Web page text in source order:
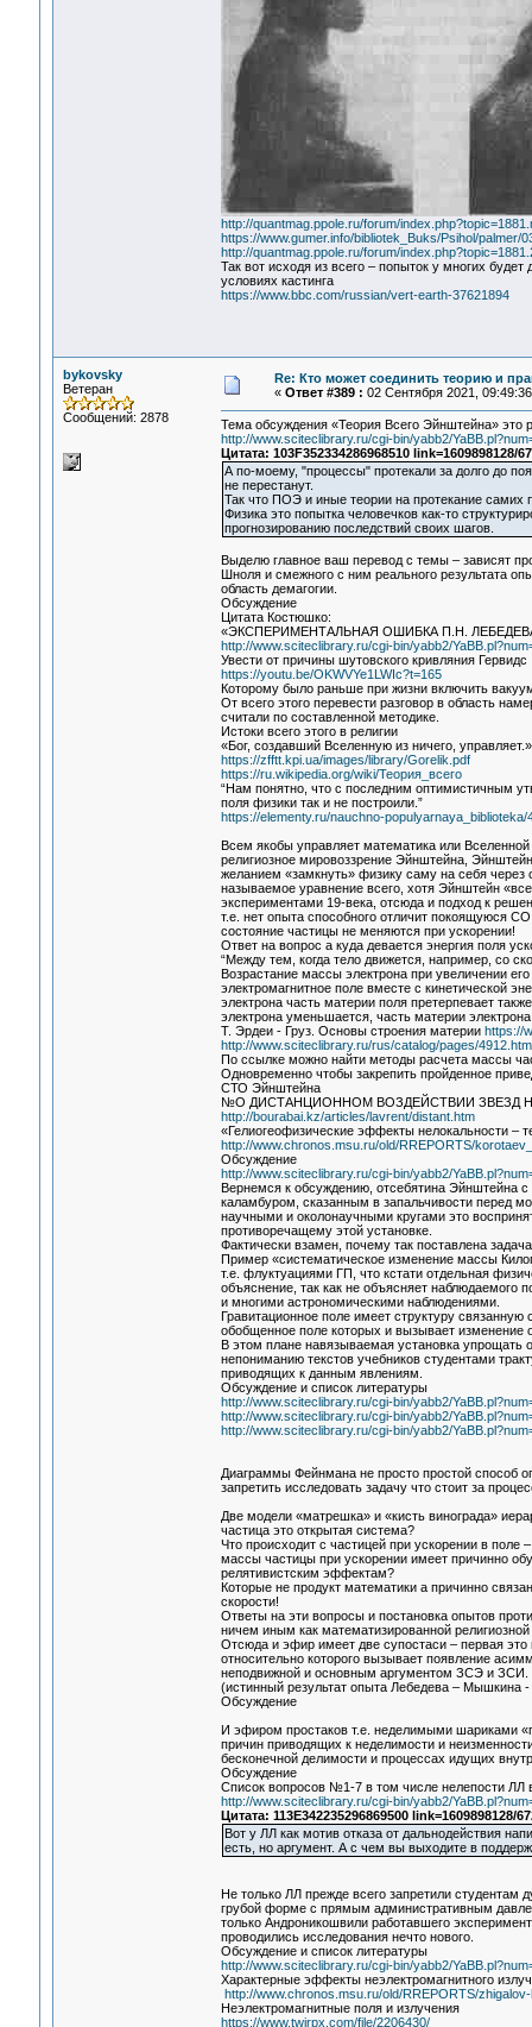
http://quantmag.ppole.ru/forum/
https://www.gumer.info/bibliotek_Buks/Psihol/palmer/
http://quantmag.ppole.ru/forum/
Так вот исходя из всего – попыток у многих
условиях кастинга
https://www.bbc.com/russian/vert-earth-37621894
bykovsky
Ветеран
Сообщений: 2878
Re: Кто может соединить теорию и
« Ответ #389 : 02 Сентября 2021,
Тема обсуждения «Теория Всего Эйнштейна» это
http://www.sciteclibrary.ru/cgi-bin/yabb2/
Цитата: 103F352334286968510 link=1609898128/
А по-моему, "процессы" протекали за долго до
не перестанут.
Так что ПОЭ и иные теории на протекание самих
Физика это попытка человечков как-то
прогнозированию последствий своих шагов.
Выделю главное ваш перевод с темы – зависят
Шноля и смежного с ним реального результата
область демагогии.
Обсуждение
Цитата Костюшко:
«ЭКСПЕРИМЕНТАЛЬНАЯ ОШИБКА П.Н.
http://www.sciteclibrary.ru/cgi-bin/yabb2/
Увести от причины шутовского кривляния Гервидс
https://youtu.be/OKWVYe1LWIc?t=165
Которому было раньше при жизни включить
От всего этого перевести разговор в область
считали по составленной методике.
Истоки всего этого в религии
«Бог, создавший Вселенную из ничего, управляет.»
https://zfftt.kpi.ua/images/library/Gorelik.pdf
https://ru.wikipedia.org/wiki/Теория_всего
“Нам понятно, что с последним оптимистичным
поля физики так и не построили.”
https://elementy.ru/nauchno-
Всем якобы управляет математика или
религиозное мировоззрение Эйнштейна,
желанием «замкнуть» физику саму на себя
называемое уравнение всего, хотя Эйнштейн
экспериментами 19-века, отсюда и подход к
т.е. нет опыта способного отличит покоящуюся
состояние частицы не меняются при ускорении!
Ответ на вопрос а куда девается энергия поля
“Между тем, когда тело движется, например, со
Возрастание массы электрона при увеличении
электромагнитное поле вместе с кинетической
электрона часть материи поля претерпевает
электрона уменьшается, часть материи
Т. Эрдеи - Груз. Основы строения материи https://
http://www.sciteclibrary.ru/rus/catalog/pages/
По ссылке можно найти методы расчета массы
Одновременно чтобы закрепить пройденное
СТО Эйнштейна
№О ДИСТАНЦИОННОМ ВОЗДЕЙСТВИИ ЗВЕЗД
http://bourabai.kz/articles/lavrent/distant.htm
«Гелиогеофизические эффекты нелокальности –
http://www.chronos.msu.ru/old/RREPORTS/
Обсуждение
http://www.sciteclibrary.ru/cgi-bin/yabb2/
Вернемся к обсуждению, отсебятина Эйнштейна
каламбуром, сказанным в запальчивости перед
научными и околонаучными кругами это
противоречащему этой установке.
Фактически взамен, почему так поставлена
Пример «систематическое изменение массы
т.е. флуктуациями ГП, что кстати отдельная
объяснение, так как не объясняет
и многими астрономическими наблюдениями.
Гравитационное поле имеет структуру
обобщенное поле которых и вызывает изменение
В этом плане навязываемая установка упрощать
непониманию текстов учебников студентами
приводящих к данным явлениям.
Обсуждение и список литературы
http://www.sciteclibrary.ru/cgi-bin/yabb2/
http://www.sciteclibrary.ru/cgi-bin/yabb2/
http://www.sciteclibrary.ru/cgi-bin/yabb2/
Диаграммы Фейнмана не просто простой способ
запретить исследовать задачу что стоит за
Две модели «матрешка» и «кисть винограда»
частица это открытая система?
Что происходит с частицей при ускорении в
массы частицы при ускорении имеет причинно
релятивистским эффектам?
Которые не продукт математики а причинно
скорости!
Ответы на эти вопросы и постановка опытов
ничем иным как математизированной
Отсюда и эфир имеет две супостаси – первая
относительно которого вызывает появление
неподвижной и основным аргументом ЗСЭ и ЗСИ.
(истинный результат опыта Лебедева – Мышкина
Обсуждение
И эфиром простаков т.е. неделимыми шариками
причин приводящих к неделимости и
бесконечной делимости и процессах идущих
Обсуждение
Список вопросов №1-7 в том числе нелепости
http://www.sciteclibrary.ru/cgi-bin/yabb2/
Цитата: 113E342235296869500 link=1609898128/
Вот у ЛЛ как мотив отказа от дальнодействия
есть, но аргумент. А с чем вы выходите в
Не только ЛЛ прежде всего запретили студентам
грубой форме с прямым административным
только Андроникошвили работавшего
проводились исследования нечто нового.
Обсуждение и список литературы
http://www.sciteclibrary.ru/cgi-bin/yabb2/
Характерные эффекты неэлектромагнитного
http://www.chronos.msu.ru/old/RREPORTS/
Неэлектромагнитные поля и излучения
https://www.twirpx.com/file/2206430/